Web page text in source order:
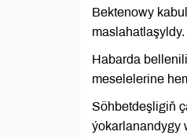
Bektenowy
Habarda
meselelerine
Söhbetdeşligiň
ýokarlanandygy